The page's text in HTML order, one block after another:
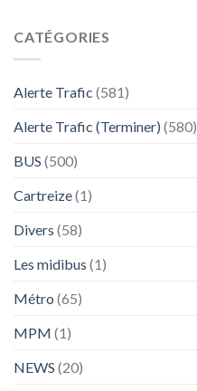
CATÉGORIES
Alerte Trafic (581)
Alerte Trafic (Terminer) (580)
BUS (500)
Cartreize(1)
Divers (58)
Les midibus (1)
Métro (65)
MPM (1)
NEWS (20)